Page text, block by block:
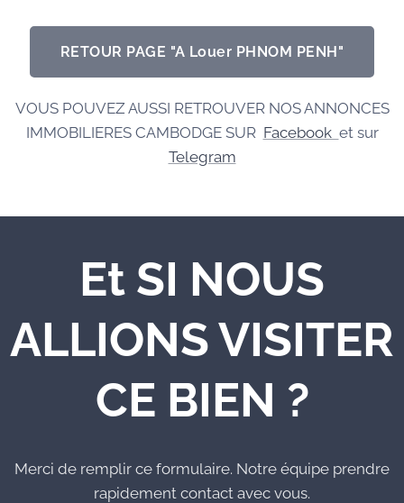
RETOUR PAGE "A Louer PHNOM PENH"
VOUS POUVEZ AUSSI RETROUVER NOS ANNONCES
IMMOBILIERES CAMBODGE SUR Facebook et sur
Telegram
Et SI NOUS
ALLIONS VISITER
CE BIEN ?
Merci de remplir ce formulaire. Notre équipe prendre
rapidement contact avec vous.